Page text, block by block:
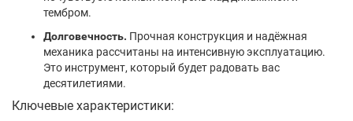
тембром.
Долговечность. Прочная конструкция и надёжная
механика рассчитаны на интенсивную эксплуатацию.
Это инструмент, который будет радовать вас
десятилетиями.
Ключевые характеристики: